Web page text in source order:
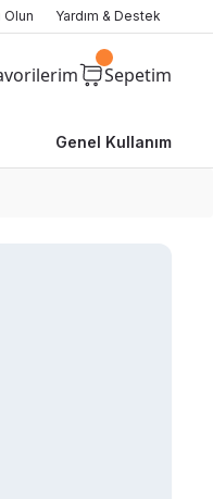
Olun Yardım & Destek
Sepetim
Genel Kullanım